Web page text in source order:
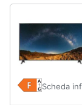
Scheda